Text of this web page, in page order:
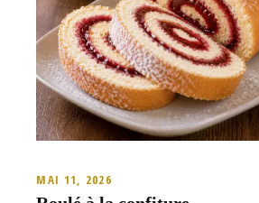
MAI 11, 2026